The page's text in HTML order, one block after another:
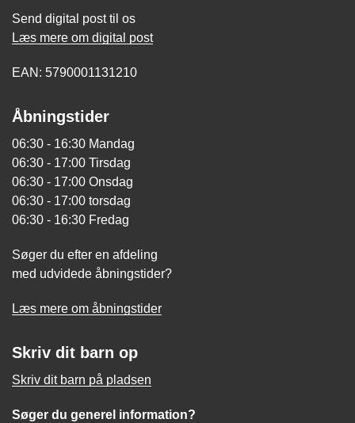
Send digital post til os
Læs mere om digital post
EAN: 5790001131210
Åbningstider
06:30 - 16:30 Mandag
06:30 - 17:00 Tirsdag
06:30 - 17:00 Onsdag
06:30 - 17:00 torsdag
06:30 - 16:30 Fredag
Søger du efter en afdeling
med udvidede åbningstider?
Læs mere om åbningstider
Skriv dit barn op
Skriv dit barn på pladsen
Søger du generel information?